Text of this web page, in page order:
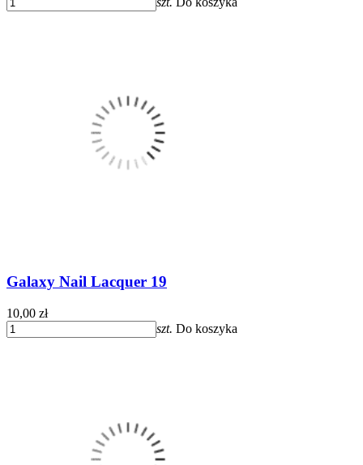
Galaxy Nail Lacquer 19
10,00 zł
szt. Do koszyka